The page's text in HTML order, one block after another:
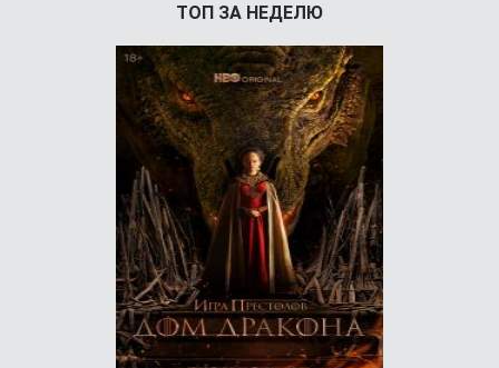
ТОП ЗА НЕДЕЛЮ